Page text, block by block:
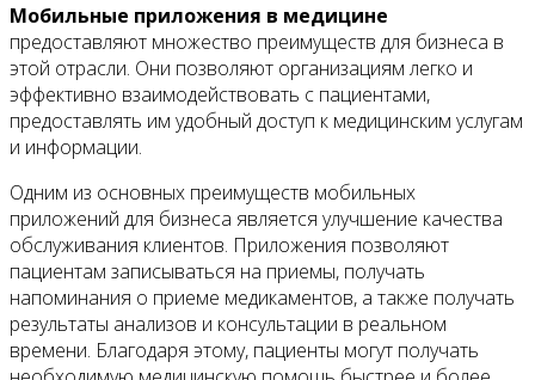
Мобильные приложения в медицине
предоставляют множество преимуществ для бизнеса в
этой отрасли. Они позволяют организациям легко и
эффективно взаимодействовать с пациентами,
предоставлять им удобный доступ к медицинским услугам
и информации.
Одним из основных преимуществ мобильных
приложений для бизнеса является улучшение качества
обслуживания клиентов. Приложения позволяют
пациентам записываться на приемы, получать
напоминания о приеме медикаментов, а также получать
результаты анализов и консультации в реальном
времени. Благодаря этому, пациенты могут получать